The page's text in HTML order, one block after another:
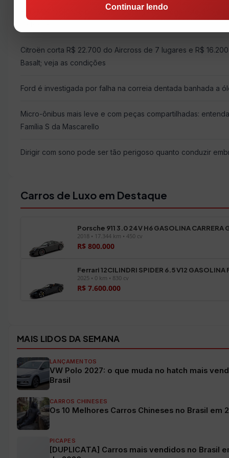
BYD Mako: picape baseada no Song Pro chega este ano e
Citroën corta R$ 22.700 do Aircross de 7 lugares e R$
Basalt; veja as condições
Ford é investigada por falha na correia dentada banhada a
Micro-ônibus mais leve e com peças compartilhadas:
Família S da Mascarello
Dirigir com sono pode ser tão perigoso quanto conduzir
Carros de Luxo em Destaque
Porsche 911 3.0 24V H6 GASOLINA CARRERA
2018 • 17.344 km • 450 cv
R$ 800.000
Ferrari 12CILINDRI SPIDER 6.5 V12 GASOLINA
2025 • 0 km • 830 cv
R$ 7.600.000
MAIS LIDOS DA SEMANA
LANÇAMENTOS
VW Polo 2027: o que muda no hatch mais
Brasil
CARROS CHINESES
Os 10 Melhores Carros Chineses no Brasil em
PICAPES
[DUPLICATA] Carros mais vendidos no Brasil
Continuar lendo